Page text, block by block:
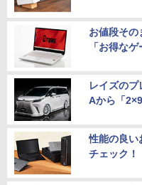
お値段その
「お得な
レイズの
Aから「
性能の良い
チェック！